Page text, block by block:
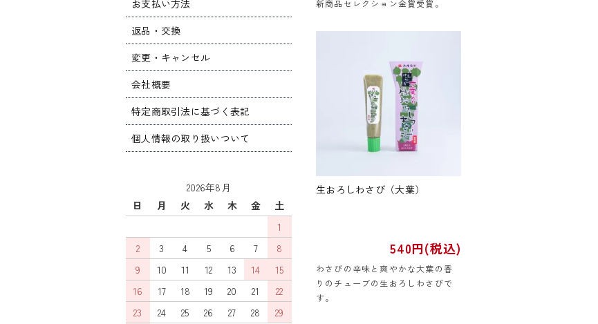
新商品セレクション金賞受賞。
生おろしわさび（大葉）
540円(税込)
わさびの辛味と爽やかな大葉の香
りのチューブの生おろしわさびで
す。
お支払い方法
返品・交換
変更・キャンセル
会社概要
特定商取引法に基づく表記
個人情報の取り扱いついて
2026年8月
日
月 火 水 木 金
土
1
2
3 4 5 6 7
8
9
10 11 12 13 14
15
16
17 18 19 20 21
22
23
24 25 26 27 28 29